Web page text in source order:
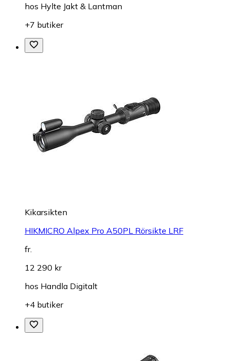
hos Hylte Jakt & Lantman
+7 butiker
Kikarsikten
HIKMICRO Alpex Pro A50PL Rörsikte LRF
fr.
12 290 kr
hos Handla Digitalt
+4 butiker